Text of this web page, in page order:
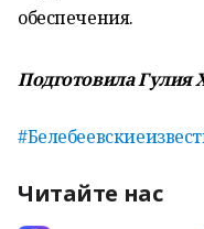
обеспечения.
Подготовила Гулия
Читайте нас